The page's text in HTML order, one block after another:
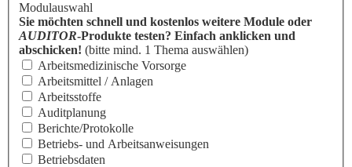
Modulauswahl
Sie möchten schnell und kostenlos weitere Module oder
AUDITOR-Produkte testen? Einfach anklicken und
abschicken! (bitte mind. 1 Thema auswählen)
Arbeitsmedizinische Vorsorge
Arbeitsmittel / Anlagen
Arbeitsstoffe
Auditplanung
Berichte/Protokolle
Betriebs- und Arbeitsanweisungen
Betriebsdaten